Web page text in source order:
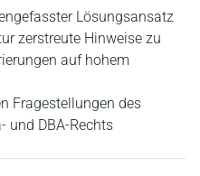
Lösungsansatz
zerstreute Hinweise zu
auf hohem
Fragestellungen des
und DBA-Rechts